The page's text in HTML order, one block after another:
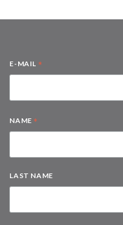
E-MAIL *
NAME *
LAST NAME